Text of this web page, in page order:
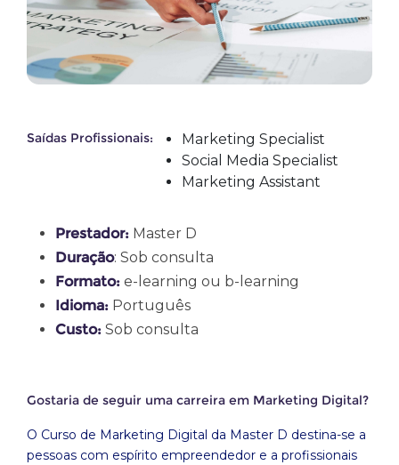
Saídas Profissionais:
Marketing Specialist
Social Media Specialist
Marketing Assistant
Prestador: Master D
Duração: Sob consulta
Formato: e-learning ou b-learning
Idioma: Português
Custo: Sob consulta
Gostaria de seguir uma carreira em Marketing Digital?
O Curso de Marketing Digital da Master D destina-se a
pessoas com espírito empreendedor e a profissionais